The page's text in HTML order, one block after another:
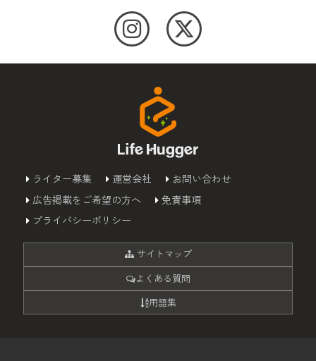
ライター募集 運営会社
お問い合わせ
広告掲載をご希望の方へ
免責事項
プライバシーポリシー
サイトマップ
よくある質問
用語集